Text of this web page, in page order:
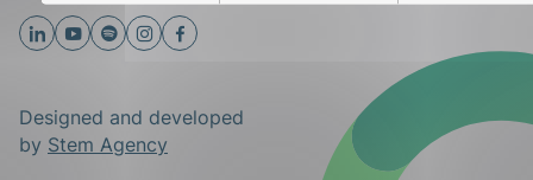
Designed and developed
by Stem Agency